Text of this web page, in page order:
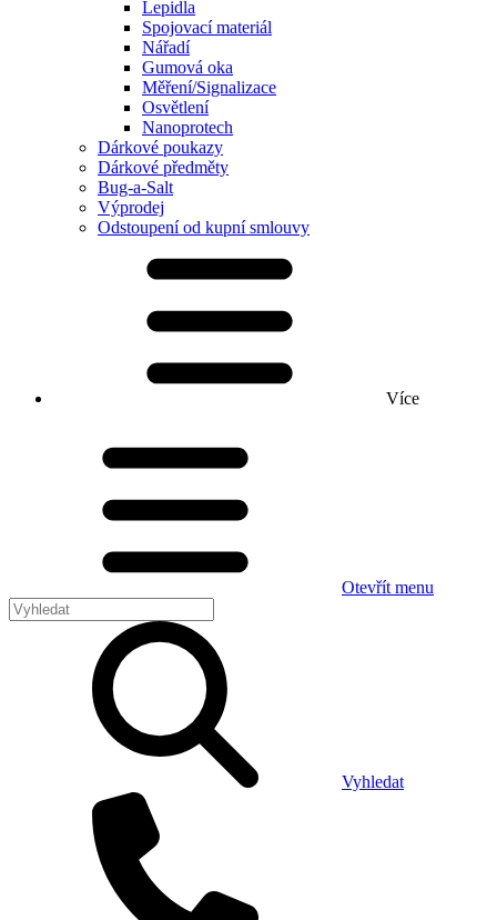
Lepidla
Spojovací materiál
Nářadí
Gumová oka
Měření/Signalizace
Osvětlení
Nanoprotech
Dárkové poukazy
Dárkové předměty
Bug-a-Salt
Výprodej
Odstoupení od kupní smlouvy
Více
Otevřít menu
Vyhledat